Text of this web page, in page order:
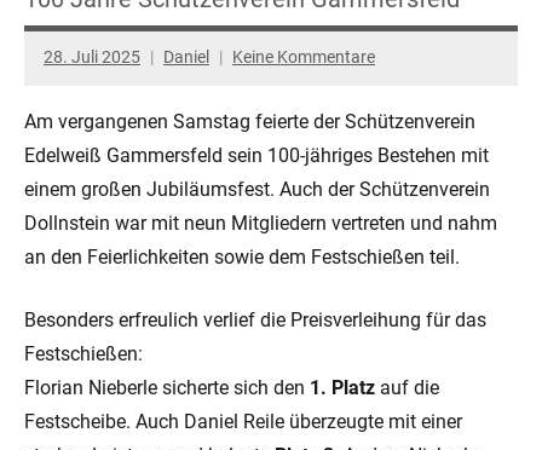
28. Juli 2025 Daniel Keine Kommentare
Am vergangenen Samstag feierte der Schützenverein
Edelweiß Gammersfeld sein 100-jähriges Bestehen mit
einem großen Jubiläumsfest. Auch der Schützenverein
Dollnstein war mit neun Mitgliedern vertreten und nahm
an den Feierlichkeiten sowie dem Festschießen teil.
Besonders erfreulich verlief die Preisverleihung für das
Festschießen:
Florian Nieberle sicherte sich den 1. Platz auf die
Festscheibe. Auch Daniel Reile überzeugte mit einer